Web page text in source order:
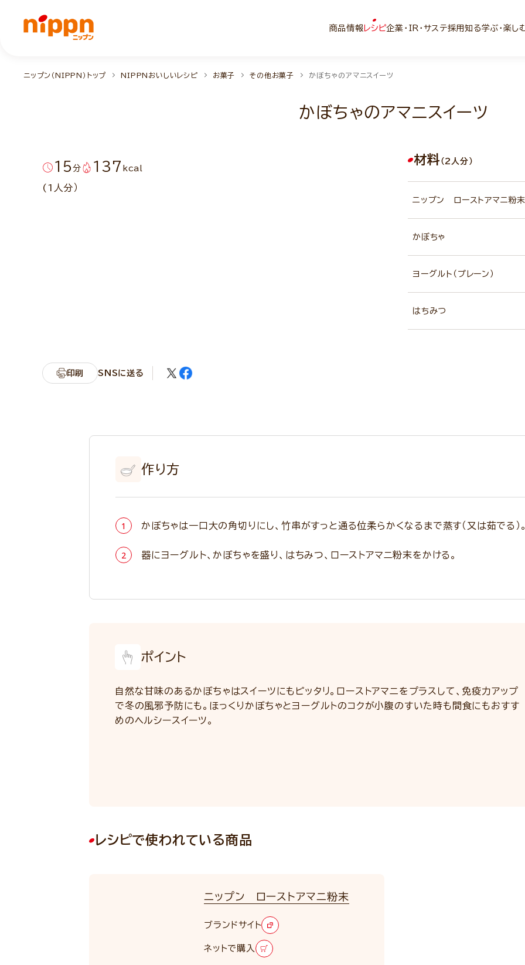
商品情報 レシピ企業・IR・サステ採用知る学ぶ・楽し
ニップン（NIPPN）トップ NIPPNおいしいレシピ お菓子 その他お菓子 かぼちゃのアマニスイーツ
かぼちゃのアマニスイーツ
15 分 137 kcal
(1人分）
材料 （2人分）
ニップン ローストアマニ粉
かぼちゃ
ヨーグルト（プレーン）
はちみつ
印刷 SNSに送る
作り方
かぼちゃは一口大の角切りにし、竹串がすっと通る位柔らかくなるまで蒸す（又は茹でる）
器にヨーグルト、かぼちゃを盛り、はちみつ、ローストアマニ粉末をかける。
ポイント
自然な甘味のあるかぼちゃはスイーツにもピッタリ。ローストアマニをプラスして、免疫力アップ
で冬の風邪予防にも。ほっくりかぼちゃとヨーグルトのコクが小腹のすいた時も間食にもおすす
めのヘルシースイーツ。
レシピで使われている商品
ニップン ローストアマニ粉末
ブランドサイト
ネットで購入